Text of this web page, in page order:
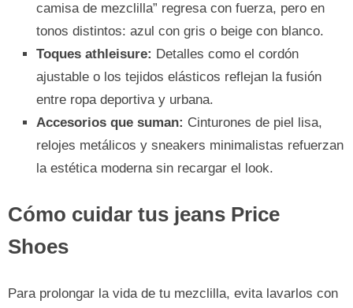
camisa de mezclilla” regresa con fuerza, pero en
tonos distintos: azul con gris o beige con blanco.
Toques athleisure: Detalles como el cordón
ajustable o los tejidos elásticos reflejan la fusión
entre ropa deportiva y urbana.
Accesorios que suman: Cinturones de piel lisa,
relojes metálicos y sneakers minimalistas refuerzan
la estética moderna sin recargar el look.
Cómo cuidar tus jeans Price
Shoes
Para prolongar la vida de tu mezclilla, evita lavarlos con